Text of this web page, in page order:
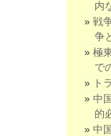
内
戦
争
極
で
ト
中
的
中